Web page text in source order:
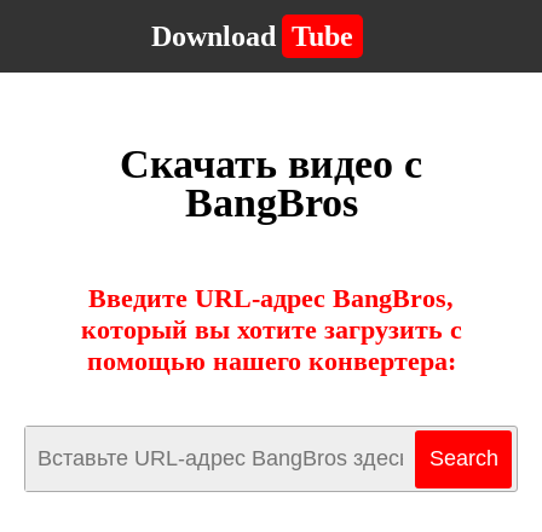
Download Tube
Скачать видео с
BangBros
Введите URL-адрес BangBros,
который вы хотите загрузить с
помощью нашего конвертера: